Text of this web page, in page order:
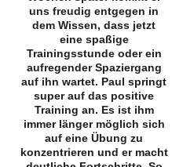
uns freudig entgegen in
dem Wissen, dass jetzt
eine spaßige
Trainingsstunde oder ein
aufregender Spaziergang
auf ihn wartet. Paul springt
super auf das positive
Training an. Es ist ihm
immer länger möglich sich
auf eine Übung zu
konzentrieren und er macht